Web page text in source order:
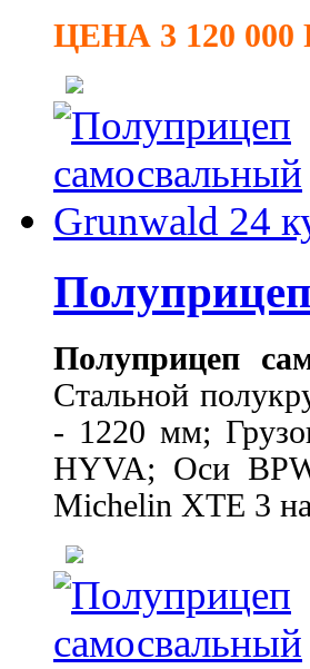
ЦЕНА 3 120 000
Полуприцеп
Стальной
- 1220 мм;
HYVA; Оси
Michelin XTE 3